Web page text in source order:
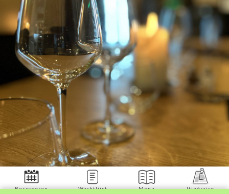
Reserveren Wachtlijst Menu Itinéraire